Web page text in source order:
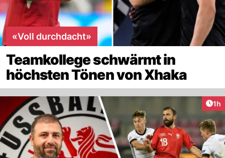
«Voll durchdacht»
Teamkollege schwärmt in
höchsten Tönen von Xhaka
1h